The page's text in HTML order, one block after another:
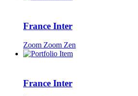
France Inter
Zoom Zoom Zen
France Inter